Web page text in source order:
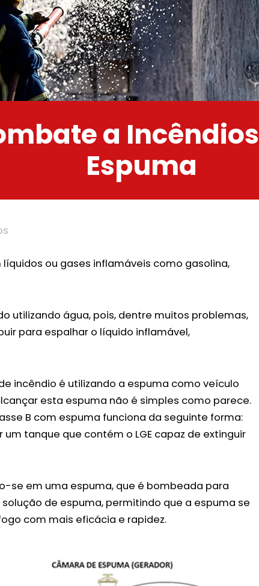
a
Espuma
ou gases inflamáveis como gasolina,
utilizando água, pois, dentre muitos problemas,
para espalhar o líquido inflamável,
incêndio é utilizando a espuma como veículo
esta espuma não é simples como parece.
B com espuma funciona da seguinte forma:
tanque que contém o LGE capaz de extinguir
se em uma espuma, que é bombeada para
de espuma, permitindo que a espuma se
com mais eficácia e rapidez.